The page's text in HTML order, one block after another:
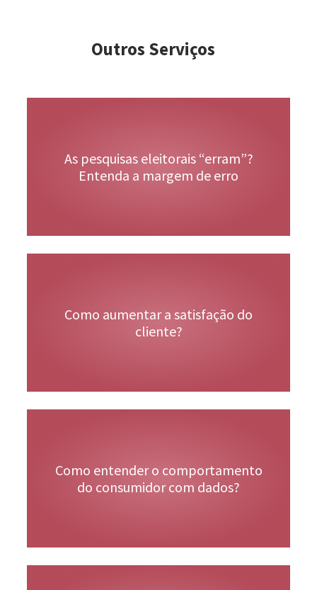
Outros Serviços
As pesquisas eleitorais “erram”?
Entenda a margem de erro
Como aumentar a satisfação do
cliente?
Veja Mais
Como entender o comportamento
do consumidor com dados?
Veja Mais
Veja Mais